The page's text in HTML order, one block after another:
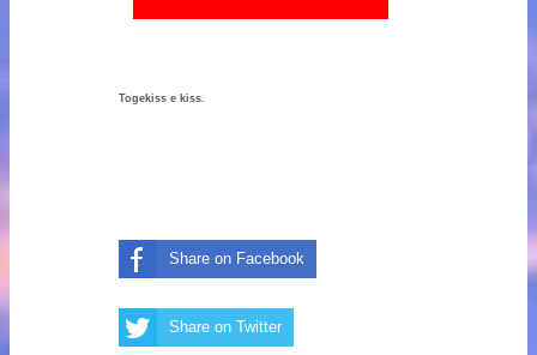
Togekiss e kiss.
Share on Facebook
Share on Twitter